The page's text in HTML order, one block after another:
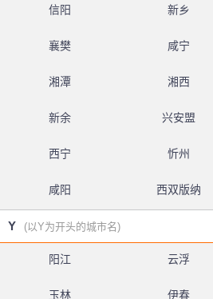
信阳 新乡
襄樊 咸宁
湘潭 湘西
新余 兴安盟
西宁 忻州
咸阳 西双版纳
Y (以Y为开头的城市名)
阳江 云浮
玉林 伊春